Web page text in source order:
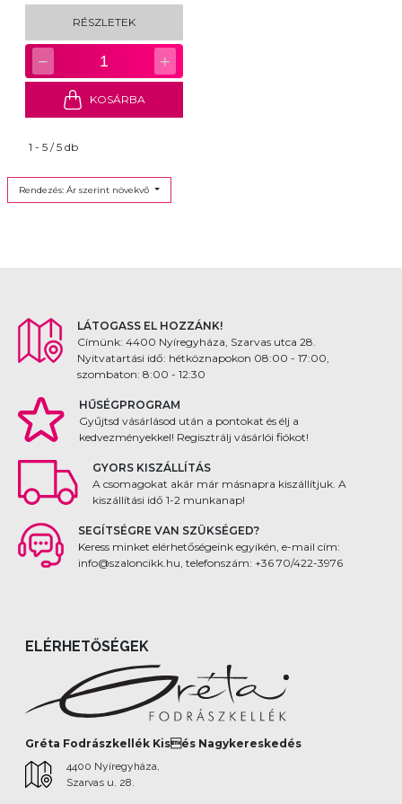
RÉSZLETEK
− 1 +
KOSÁRBA
1 - 5 / 5 db
Rendezés: Ár szerint növekvő
LÁTOGASS EL HOZZÁNK!
Címünk: 4400 Nyíregyháza, Szarvas utca 28.
Nyitvatartási idő: hétköznapokon 08:00 - 17:00,
szombaton: 8:00 - 12:30
HŰSÉGPROGRAM
Gyűjtsd vásárlásod után a pontokat és élj a
kedvezményekkel! Regisztrálj vásárlói fiókot!
GYORS KISZÁLLÍTÁS
A csomagokat akár már másnapra kiszállítjuk. A
kiszállítási idő 1-2 munkanap!
SEGÍTSÉGRE VAN SZÜKSÉGED?
Keress minket elérhetőségeink egyikén, e-mail cím:
info@szaloncikk.hu, telefonszám: +36 70/422-3976
ELÉRHETŐSÉGEK
Gréta Fodrászkellék Kisés Nagykereskedés
4400 Nyíregyháza,
Szarvas u. 28.